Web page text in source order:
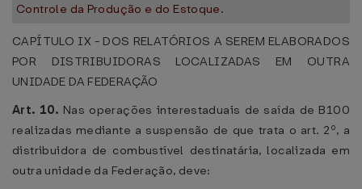
Controle da Produção e do Estoque.
CAPÍTULO IX - DOS RELATÓRIOS A SEREM ELABORADOS
POR DISTRIBUIDORAS LOCALIZADAS EM OUTRA
UNIDADE DA FEDERAÇÃO
Art. 10. Nas operações interestaduais de saída de B100
realizadas mediante a suspensão de que trata o art. 2º, a
distribuidora de combustível destinatária, localizada em
outra unidade da Federação, deve: